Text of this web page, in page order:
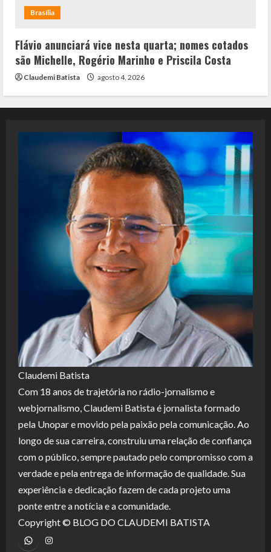
Brasília
Flávio anunciará vice nesta quarta; nomes cotados
são Michelle, Rogério Marinho e Priscila Costa
Claudemi Batista agosto 4, 2026
Claudemi Batista
Com 18 anos de trajetória no rádio-jornalismo e
webjornalismo, Claudemi Batista é jornalista formado
pela Unopar e movido pela paixão pela comunicação. Ao
longo de sua carreira, construiu uma relação de confiança
com o público, sempre pautado pelo compromisso com a
verdade e pela entrega de informação de qualidade. Sua
experiência e dedicação fazem de cada projeto uma
ponte entre a notícia e a comunidade.
Copyright © BLOG DO CLAUDEMI BATISTA
WhatsApp Instagram